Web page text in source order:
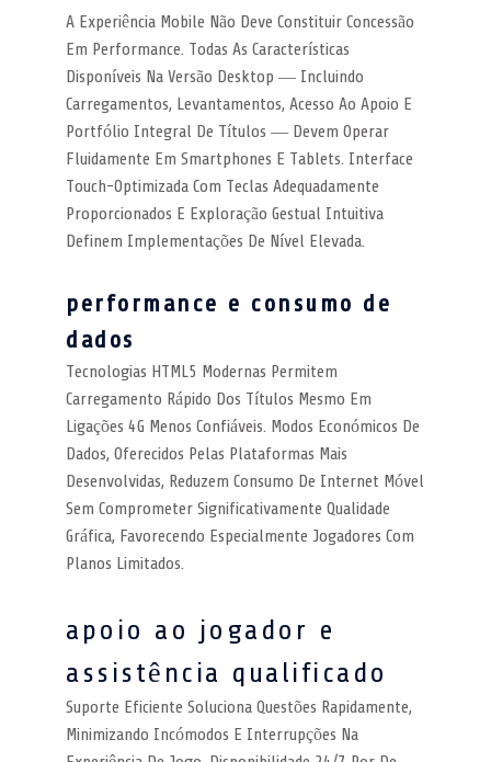
A Experiência Mobile Não Deve Constituir Concessão
Em Performance. Todas As Características
Disponíveis Na Versão Desktop — Incluindo
Carregamentos, Levantamentos, Acesso Ao Apoio E
Portfólio Integral De Títulos — Devem Operar
Fluidamente Em Smartphones E Tablets. Interface
Touch-Optimizada Com Teclas Adequadamente
Proporcionados E Exploração Gestual Intuitiva
Definem Implementações De Nível Elevada.
performance e consumo de
dados
Tecnologias HTML5 Modernas Permitem
Carregamento Rápido Dos Títulos Mesmo Em
Ligações 4G Menos Confiáveis. Modos Económicos De
Dados, Oferecidos Pelas Plataformas Mais
Desenvolvidas, Reduzem Consumo De Internet Móvel
Sem Comprometer Significativamente Qualidade
Gráfica, Favorecendo Especialmente Jogadores Com
Planos Limitados.
apoio ao jogador e
assistência qualificado
Suporte Eficiente Soluciona Questões Rapidamente,
Minimizando Incómodos E Interrupções Na